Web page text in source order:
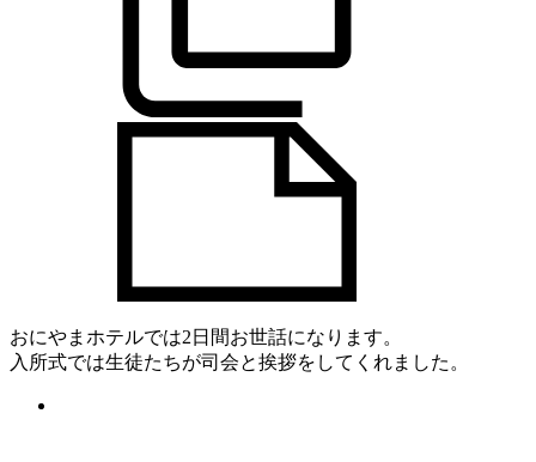
おにやまホテルでは2日間お世話になります。
入所式では生徒たちが司会と挨拶をしてくれました。